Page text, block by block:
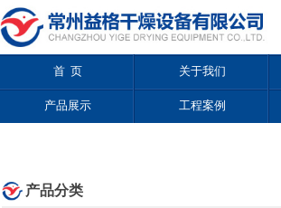
首 页 关于我们
产品展示 工程案例
产品分类